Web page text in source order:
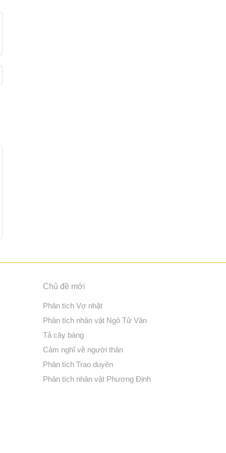
Chủ đề mới
Phân tích Vợ nhặt
Phân tích nhân vật Ngô Tử Văn
Tả cây bàng
Cảm nghĩ về người thân
Phân tích Trao duyên
Phân tích nhân vật Phương Định